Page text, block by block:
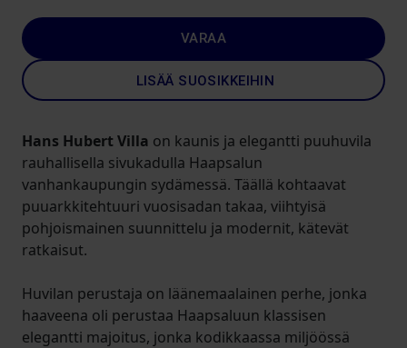
VARAA
LISÄÄ SUOSIKKEIHIN
Hans Hubert Villa on kaunis ja elegantti puuhuvila
rauhallisella sivukadulla Haapsalun
vanhankaupungin sydämessä. Täällä kohtaavat
puuarkkitehtuuri vuosisadan takaa, viihtyisä
pohjoismainen suunnittelu ja modernit, kätevät
ratkaisut.
Huvilan perustaja on läänemaalainen perhe, jonka
haaveena oli perustaa Haapsaluun klassisen
elegantti majoitus, jonka kodikkaassa miljöössä